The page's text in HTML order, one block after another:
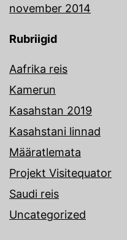
november 2014
Rubriigid
Aafrika reis
Kamerun
Kasahstan 2019
Kasahstani linnad
Määratlemata
Projekt Visitequator
Saudi reis
Uncategorized